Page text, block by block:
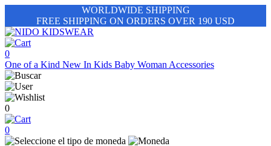
WORLDWIDE SHIPPING
FREE SHIPPING ON ORDERS OVER 190 USD
0
One of a Kind New In Kids Baby Woman Accessories
0
0